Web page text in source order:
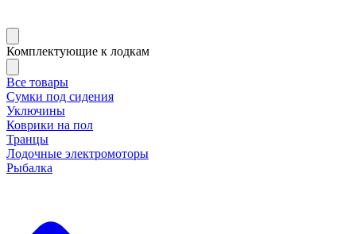
Комплектующие к лодкам
Все товары
Сумки под сидения
Уключины
Коврики на пол
Транцы
Лодочные электромоторы
Рыбалка